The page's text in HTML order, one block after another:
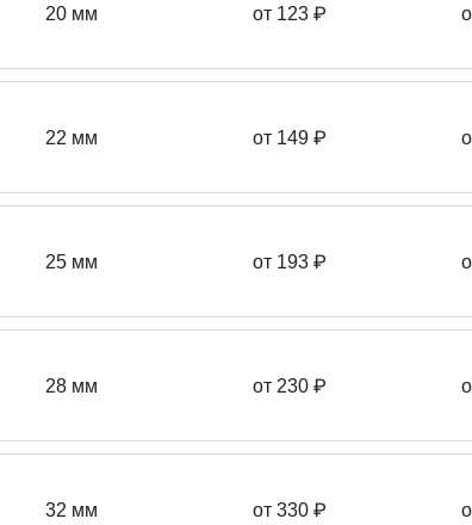
20 мм от 123 ₽
22 мм от 149 ₽
25 мм от 193 ₽
28 мм от 230 ₽
32 мм от 330 ₽